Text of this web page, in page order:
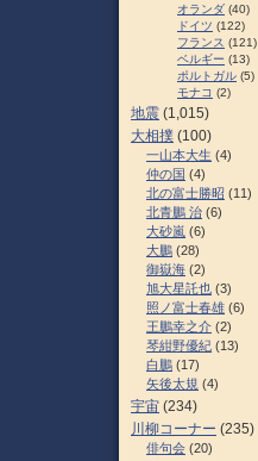
オランダ (40)
ドイツ (122)
フランス (121)
ベルギー (13)
ポルトガル (5)
モナコ (2)
地震 (1,015)
大相撲 (100)
一山本大生 (4)
仲の国 (4)
北の富士勝昭 (11)
北青鵬 治 (6)
大砂嵐 (6)
大鵬 (28)
御嶽海 (2)
旭大星託也 (3)
照ノ富士春雄 (6)
王鵬幸之介 (2)
琴紺野優紀 (13)
白鵬 (17)
矢後太規 (4)
宇宙 (234)
川柳コーナー (235)
俳句会 (20)